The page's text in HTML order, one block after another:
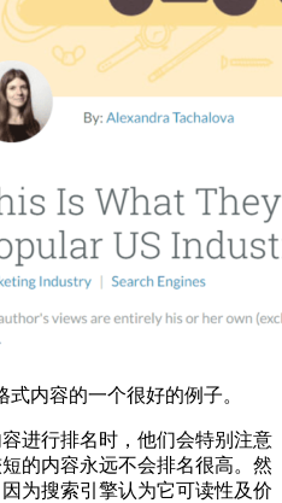
内容的一个很好的例子。
进行排名时，他们会特别注意
的内容永远不会排名很高。然
为搜索引擎认为它可读性及价